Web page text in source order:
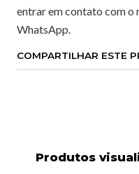
entrar em contato com o
WhatsApp.
COMPARTILHAR ESTE
Produtos